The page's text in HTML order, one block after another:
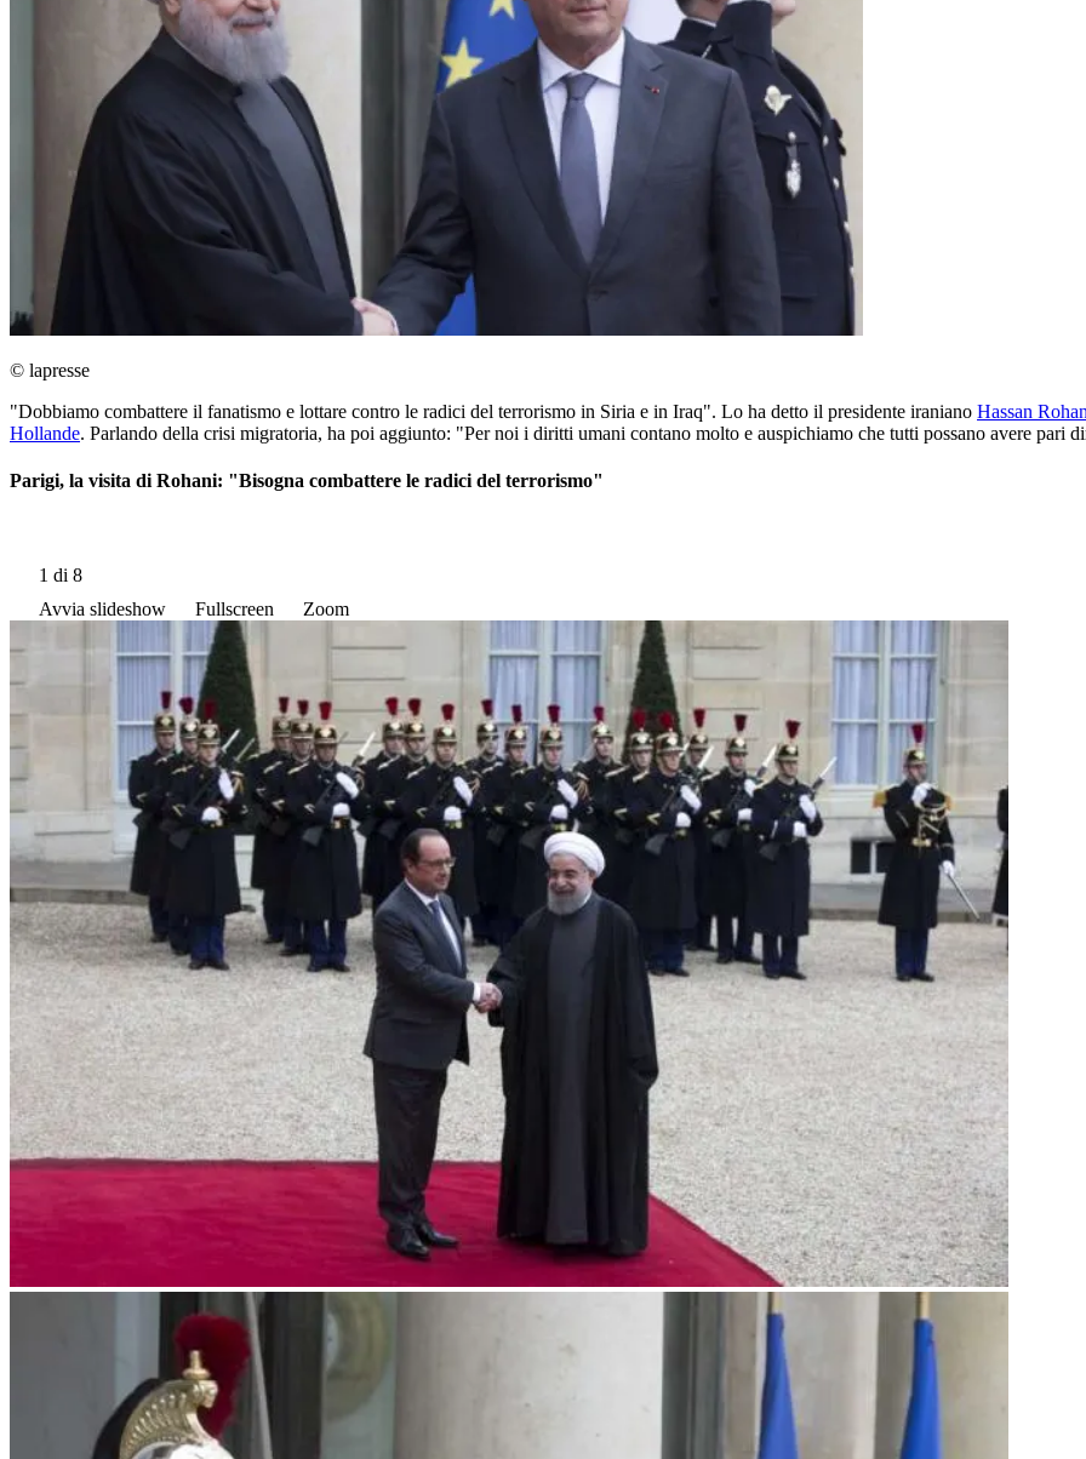
© lapresse
"Dobbiamo combattere il fanatismo e lottare contro le radici del terrorismo in Siria e in Iraq". Lo ha detto il presidente iraniano Hassan
Hollande. Parlando della crisi migratoria, ha poi aggiunto: "Per noi i diritti umani contano molto e auspichiamo che tutti possano avere pari
Parigi, la visita di Rohani: "Bisogna combattere le radici del terrorismo"
1 di 8
Avvia slideshow
Fullscreen Zoom